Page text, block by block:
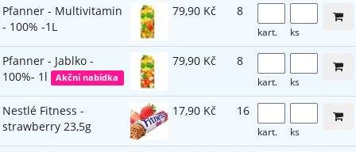
Pfanner - Multivitamin
- 100% -1L
79,90 Kč 8
kart. ks
Pfanner - Jablko -
100%- 1l
Akční nabídka
79,90 Kč 8
kart. ks
Nestlé Fitness -
strawberry 23,5g
17,90 Kč 16
kart. ks